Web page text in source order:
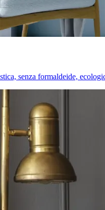
senza formaldeide,